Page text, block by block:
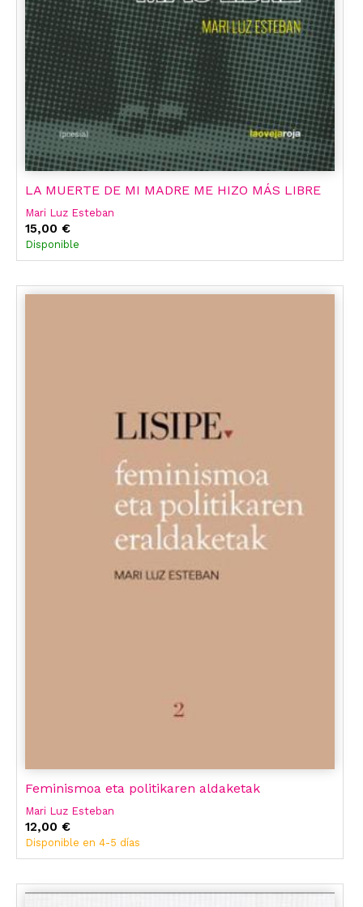
LA MUERTE DE MI MADRE ME HIZO MÁS LIBRE
Mari Luz Esteban
15,00 €
Disponible
Feminismoa eta politikaren aldaketak
Mari Luz Esteban
12,00 €
Disponible en 4-5 días